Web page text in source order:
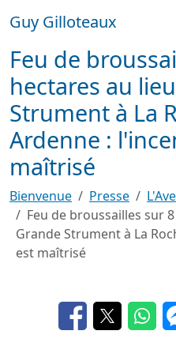
Guy Gilloteaux
Feu de
hectares au
Strument à La
Ardenne :
maîtrisé
Bienvenue Presse
Feu de broussailles sur
Grande Strument à La
est maîtrisé
Opens in a new
Opens in